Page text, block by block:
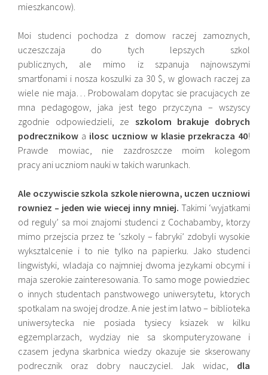
mieszkancow).
Moi studenci pochodza z domow raczej zamoznych,
uczeszczaja do tych lepszych szkol
publicznych, ale mimo iz szpanuja najnowszymi
smartfonami i nosza koszulki za 30 $, w glowach raczej za
wiele nie maja… Probowalam dopytac sie pracujacych ze
mna pedagogow, jaka jest tego przyczyna – wszyscy
zgodnie odpowiedzieli, ze szkolom brakuje dobrych
podrecznikow a ilosc uczniow w klasie przekracza 40!
Prawde mowiac, nie zazdroszcze moim kolegom
pracy ani uczniom nauki w takich warunkach.
Ale oczywiscie szkola szkole nierowna, uczen uczniowi
rowniez – jeden wie wiecej inny mniej. Takimi ‘wyjatkami
od reguly’ sa moi znajomi studenci z Cochabamby, ktorzy
mimo przejscia przez te ‘szkoly – fabryki’ zdobyli wysokie
wyksztalcenie i to nie tylko na papierku. Jako studenci
lingwistyki, wladaja co najmniej dwoma jezykami obcymi i
maja szerokie zainteresowania. To samo moge powiedziec
o innych studentach panstwowego uniwersytetu, ktorych
spotkalam na swojej drodze. A nie jest im latwo – biblioteka
uniwersytecka nie posiada tysiecy ksiazek w kilku
egzemplarzach, wydziay nie sa skomputeryzowane i
czasem jedyna skarbnica wiedzy okazuje sie skserowany
podrecznik oraz dobry nauczyciel. Jak widac, dla